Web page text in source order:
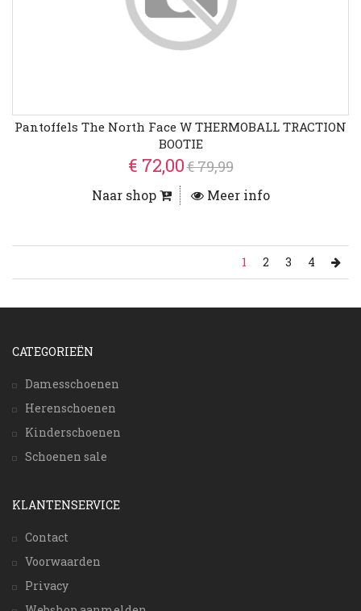
Pantoffels The North Face W THERMOBALL TRACTION
BOOTIE
€ 72,00€ 79,99
Naar shop Meer info
1 2 3 4
CATEGORIEËN
Damesschoenen
Herenschoenen
Kinderschoenen
Schoenen sale
KLANTENSERVICE
Contact
Voorwaarden
Privacy